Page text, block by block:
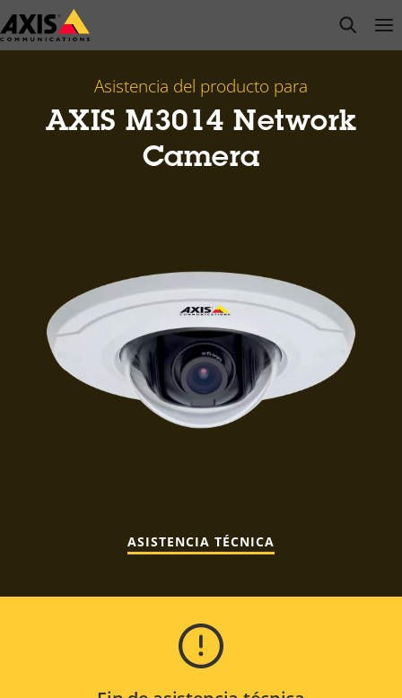
Saltar
al
open
Asistencia del producto para
AXIS M3014 Network
Camera
ASISTENCIA TÉCNICA